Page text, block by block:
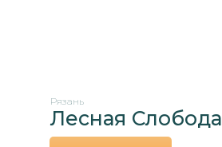
Лесная Слобода
Рязань